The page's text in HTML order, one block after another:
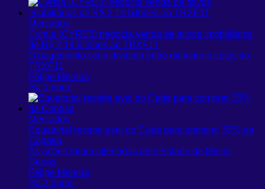
Mercados
Cyrela (CYRE3) negocia venda de ativos imobiliários
de R$ 2,14 bilhões ao TRXF11
O pagamento seria dividido entre dinheiro e cotas do
TRXF11
Felipe Moreira
Há 1 hora
Mercados
Equatorial recebe aval do Cade para comprar 30% da
Copasa
As ações foram alienadas pelo Estado de Minas
Gerais
Felipe Moreira
Há 2 horas